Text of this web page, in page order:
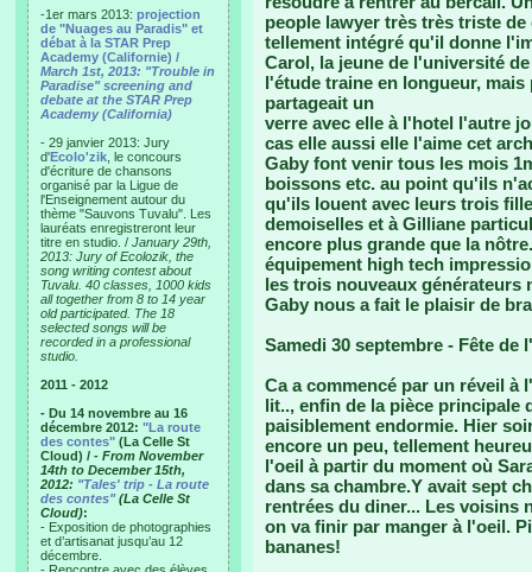
-1er mars 2013: projection
de "Nuages au Paradis" et
débat à la STAR Prep
Academy (Californie) /
March 1st, 2013: "Trouble in
Paradise" screening and
debate at the STAR Prep
Academy (California)
- 29 janvier 2013: Jury
d'Ecolo'zik , le concours
d'écriture de chansons
organisé par la Ligue de
l'Enseignement autour du
thème "Sauvons Tuvalu". Les
lauréats enregistreront leur
titre en studio. / January 29th,
2013: Jury of Ecolozik, the
song writing contest about
Tuvalu. 40 classes, 1000 kids
all together from 8 to 14 year
old participated. The 18
selected songs will be
recorded in a professional
studio.
2011 - 2012
- Du 14 novembre au 16
décembre 2012: "La route
des contes" (La Celle St
Cloud) / - From November
14th to December 15th,
2012: "Tales' trip - La route
des contes"(La Celle St
Cloud):
- Exposition de photographies
et d’artisanat jusqu’au 12
décembre.
people lawyer très très triste
tellement intégré qu'il donne
Carol, la jeune de l'université
l'étude traine en longueur,
partageait un
verre avec elle à l'hotel l'autre
cas elle aussi elle l'aime cet
Gaby font venir tous les mois
boissons etc. au point qu'ils
qu'ils louent avec leurs trois
demoiselles et à Gilliane
encore plus grande que la
équipement high tech
les trois nouveaux générateurs
Gaby nous a fait le plaisir de
Samedi 30 septembre - Fête de
Ca a commencé par un réveil à
lit.., enfin de la pièce principale
paisiblement endormie. Hier
encore un peu, tellement
l'oeil à partir du moment où
dans sa chambre.Y avait sept
rentrées du diner... Les voisins
on va finir par manger à l'oeil.
bananes!